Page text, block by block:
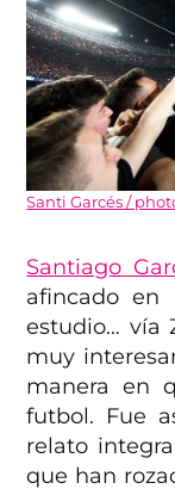
Santi Garcés /
Santiago
afincado en
estudio… vía
muy
manera en
futbol. Fue
relato
que han